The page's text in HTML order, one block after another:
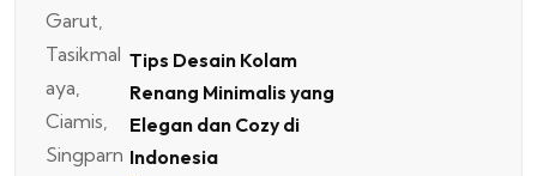
Tips Desain Kolam
Renang Minimalis yang
Elegan dan Cozy di
Indonesia